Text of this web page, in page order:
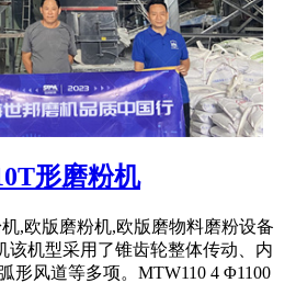
形磨粉机
,欧版磨粉机,欧版磨物料磨粉设备
该机型采用了锥齿轮整体传动、内
形风道等多项。MTW110 4 Φ1100